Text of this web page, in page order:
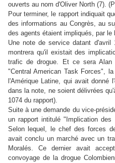
ouverts au nom d'Oliver North (7).
Pour terminer, le rapport indiquait
des informations au Congrès, au
des agents étaient impliqués, par
Une note de service datant d'avril
montrera qu'il existait des
trafic de drogue. Et ce sera Alan
"Central American Task Forces",
l'Amérique Latine, qui avait donné
dans la note, ne soient délivrées
1074 du rapport).
Suite à une demande du vice-
un rapport intitulé "Implication
Selon lequel, le chef des forces
avait conclu un marché avec un
Moralés. Ce dernier avait
convoyage de la drogue